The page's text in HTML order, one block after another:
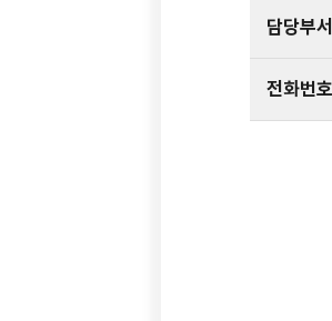
담당부서
전화번호